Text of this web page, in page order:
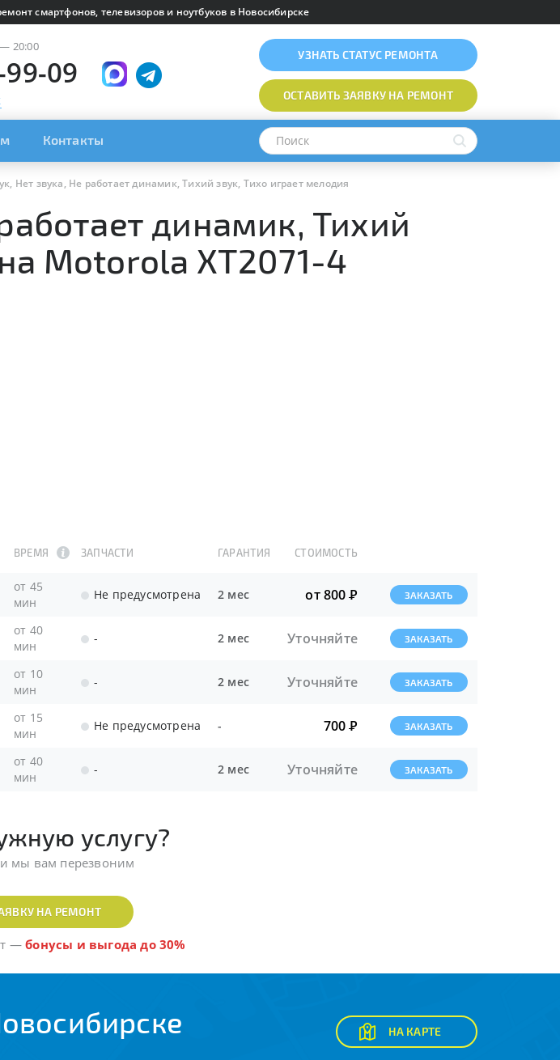
смартфонов, телевизоров и ноутбуков в Новосибирске
20:00
09 УЗНАТЬ СТАТУС РЕМОНТА
ОСТАВИТЬ ЗАЯВКУНА РЕМОНТ
Контакты
Нет звука, Не работает динамик, Тихий звук, Тихо играет мелодия
динамик, Тихий
Motorola XT2071-4
ВРЕМЯ ЗАПЧАСТИ ГАРАНТИЯ СТОИМОСТЬ
от 45
мин
Не предусмотрена 2 мес от 800Р ЗАКАЗАТЬ
от 40
мин
- 2 мес Уточняйте ЗАКАЗАТЬ
от 10
мин
- 2 мес Уточняйте ЗАКАЗАТЬ
от 15
мин
Не предусмотрена - 700Р ЗАКАЗАТЬ
от 40
мин
- 2 мес Уточняйте ЗАКАЗАТЬ
услугу?
и мы вам перезвоним
НА РЕМОНТ
—бонусы и выгода до 30%
НА КАРТЕ